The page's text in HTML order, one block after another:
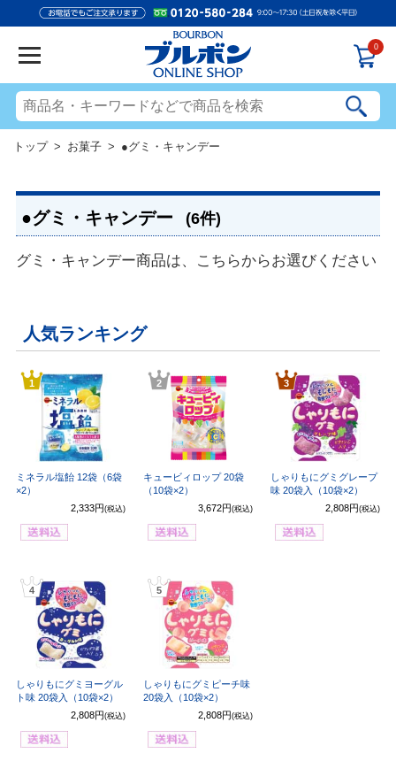
0
トップ> お菓子 > ●グミ・キャンデー
●グミ・キャンデー (6件)
グミ・キャンデー商品は、こちらからお選びください
人気ランキング
1
ミネラル塩飴 12袋（6袋
×2）
2,333円 (税込)
2
キュービィロップ 20袋
（10袋×2）
3,672円 (税込)
3
しゃりもにグミグレープ
味 20袋入（10袋×2）
2,808円(税込)
4
しゃりもにグミヨーグル
ト味 20袋入（10袋×2）
2,808円 (税込)
5
しゃりもにグミピーチ味
20袋入（10袋×2）
2,808円 (税込)